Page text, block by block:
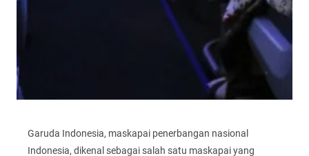
Garuda Indonesia, maskapai penerbangan nasional
Indonesia, dikenal sebagai salah satu maskapai yang